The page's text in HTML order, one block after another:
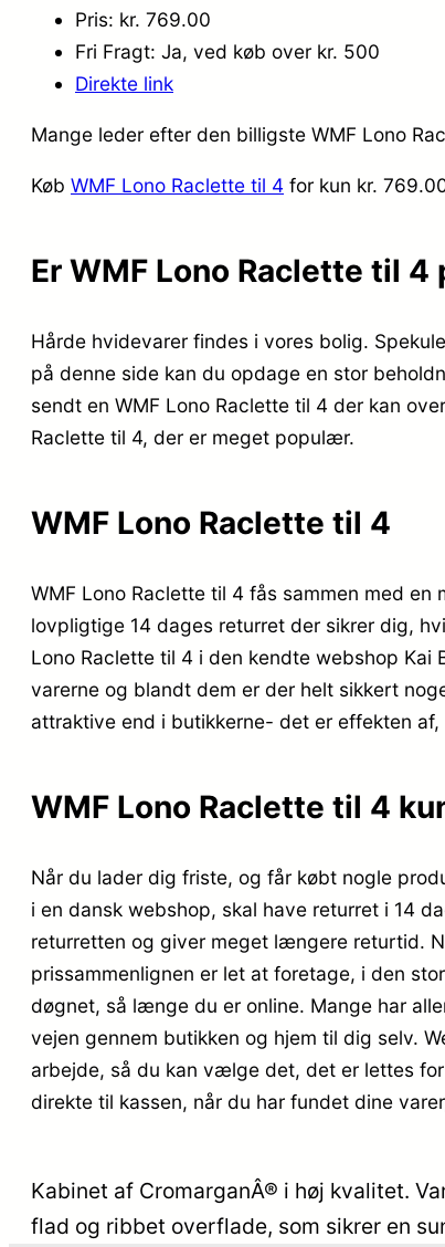
Pris: kr. 769.00
Fri Fragt: Ja, ved køb over kr. 500
Direkte link
Mange leder efter den billigste WMF Lono
Køb WMF Lono Raclette til 4 for kun kr.
Er WMF Lono Raclette til 4
Hårde hvidevarer findes i vores bolig.
på denne side kan du opdage en stor
sendt en WMF Lono Raclette til 4 der kan
Raclette til 4, der er meget populær.
WMF Lono Raclette til 4
WMF Lono Raclette til 4 fås sammen med
lovpligtige 14 dages returret der sikrer dig,
Lono Raclette til 4 i den kendte webshop
varerne og blandt dem er der helt sikkert
attraktive end i butikkerne- det er effekten
WMF Lono Raclette til 4
Når du lader dig friste, og får købt nogle
i en dansk webshop, skal have returret i 14
returretten og giver meget længere returtid.
prissammenlignen er let at foretage, i den
døgnet, så længe du er online. Mange har
vejen gennem butikken og hjem til dig selv.
arbejde, så du kan vælge det, det er lettes
direkte til kassen, når du har fundet dine
Kabinet af CromarganÂ® i høj kvalitet.
flad og ribbet overflade, som sikrer en